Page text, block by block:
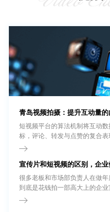
青岛视频拍摄：提升互动量
短视频平台的算法机制将互动
标，评论、转发与点赞的复合
岛视频拍摄团队在内容策划阶
宣传片和短视频的区别，企业
很多老板和市场部负责人在做
到底是花钱拍一部高大上的企
短视频?”要回答这个问题，我